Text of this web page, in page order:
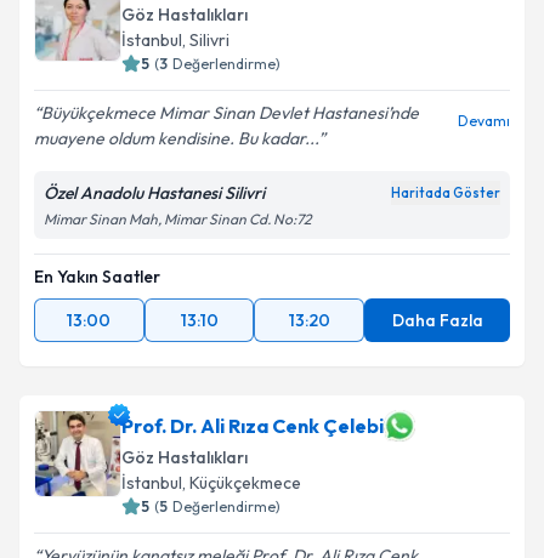
Göz Hastalıkları
İstanbul, Silivri
5 (3 Değerlendirme)
Büyükçekmece Mimar Sinan Devlet Hastanesi’nde
muayene oldum kendisine. Bu kadar...
Devamı
Özel Anadolu Hastanesi Silivri Haritada Göster
Mimar Sinan Mah, Mimar Sinan Cd. No:72
En Yakın Saatler
13:00
13:10 13:20 Daha Fazla
Prof. Dr. Ali Rıza Cenk Çelebi
Göz Hastalıkları
İstanbul, Küçükçekmece
5 (5 Değerlendirme)